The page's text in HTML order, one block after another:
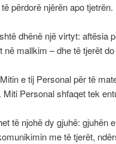
përdorë njërën apo tjetrën.
dhënë një virtyt: aftësia
në mallkim – dhe të tjerët
e tij Personal për të
Miti Personal shfaqet tek
të njohë dy gjuhë: gjuhën
me të tjerët,